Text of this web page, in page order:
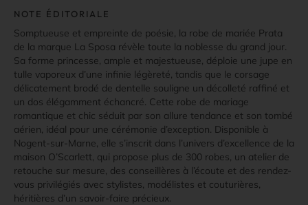
NOTE ÉDITORIALE
Somptueuse et empreinte de poésie, la robe de mariée Prata
de la marque La Sposa révèle toute la noblesse du grand jour.
Sa forme princesse, ample et majestueuse, déploie une jupe en
tulle vaporeux d’une infinie légèreté, tandis que le corsage
délicatement brodé de dentelle souligne un décolleté raffiné et
un dos élégamment échancré. Cette robe de mariage
romantique et chic séduit par son allure tendance et son tombé
aérien, idéal pour une cérémonie d’exception. Disponible à
Nogent-sur-Marne, elle s’inscrit dans l’univers d’excellence de la
maison O’Scarlett, qui propose plus de 300 robes, un atelier de
retouche sur mesure, des conseillères à l’écoute et des rendez-
vous privilégiés avec stylistes, modélistes et couturières,
héritières d’un savoir-faire précieux.